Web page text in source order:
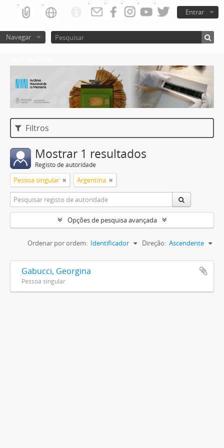
Entrar
Navegar
Filtros
Mostrar 1 resultados
Registo de autoridade
Pessoa singular Argentina
Opções de pesquisa avançada
Ordenar por ordem: Identificador Direção: Ascendente
Gabucci, Georgina
Pessoa singular